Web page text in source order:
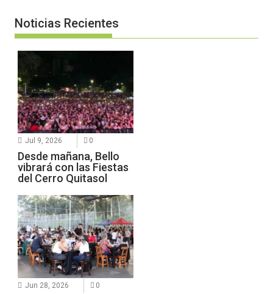
Noticias Recientes
Jul 9, 2026 0
Desde mañana, Bello
vibrará con las Fiestas
del Cerro Quitasol
Jun 28, 2026 0